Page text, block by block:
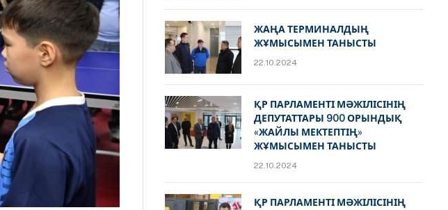
ЖАҢА ТЕРМИНАЛДЫҢ
ЖҰМЫСЫМЕН ТАНЫСТЫ
22.10.2024
ҚР ПАРЛАМЕНТІ МӘЖІЛІСІНІҢ
ДЕПУТАТТАРЫ 900 ОРЫНДЫҚ
«ЖАЙЛЫ МЕКТЕПТІҢ»
ЖҰМЫСЫМЕН ТАНЫСТЫ
22.10.2024
ҚР ПАРЛАМЕНТІ МӘЖІЛІСІНІҢ